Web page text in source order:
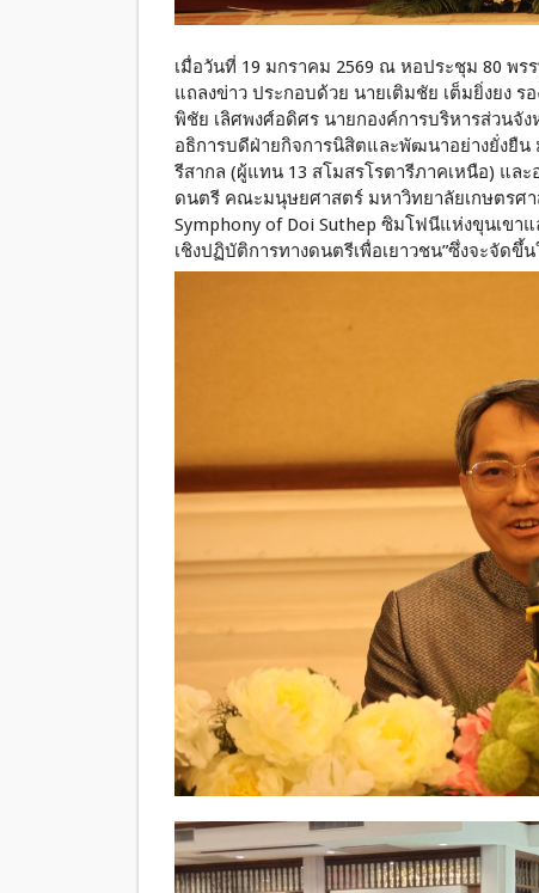
เมื่อวันที่ 19 มกราคม 2569 ณ หอประชุม 80 พร
แถลงข่าว ประกอบด้วย นายเติมชัย เต็มยิ่งยง
พิชัย เลิศพงศ์อดิศร นายกองค์การบริหารส่วนจั
อธิการบดีฝ่ายกิจการนิสิตและพัฒนาอย่างยั่งยืน
รีสากล (ผู้แทน 13 สโมสรโรตารีภาคเหนือ) แล
ดนตรี คณะมนุษยศาสตร์ มหาวิทยาลัยเกษตรศ
Symphony of Doi Suthep ซิมโฟนีแห่งขุนเขา
เชิงปฏิบัติการทางดนตรีเพื่อเยาวชน”ซึ่งจะจัดขึ้